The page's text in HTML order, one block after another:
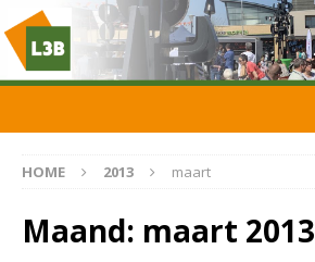
HOME 2013 maart
Maand: maart 2013